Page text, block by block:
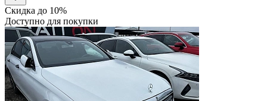
Скидка до 10%
Доступно для покупки